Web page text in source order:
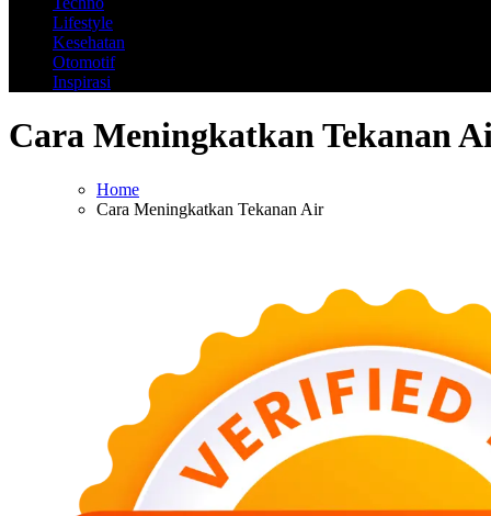
Lifestyle
Kesehatan
Otomotif
Inspirasi
Cara Meningkatkan Tekanan
Home
Cara Meningkatkan Tekanan Air